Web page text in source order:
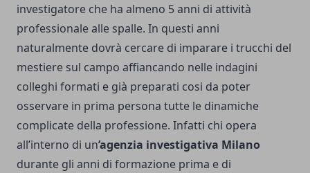
investigatore che ha almeno 5 anni di attività
professionale alle spalle. In questi anni
naturalmente dovrà cercare di imparare i trucchi del
mestiere sul campo affiancando nelle indagini
colleghi formati e già preparati cosi da poter
osservare in prima persona tutte le dinamiche
complicate della professione. Infatti chi opera
all’interno di un’agenzia investigativa Milano
durante gli anni di formazione prima e di